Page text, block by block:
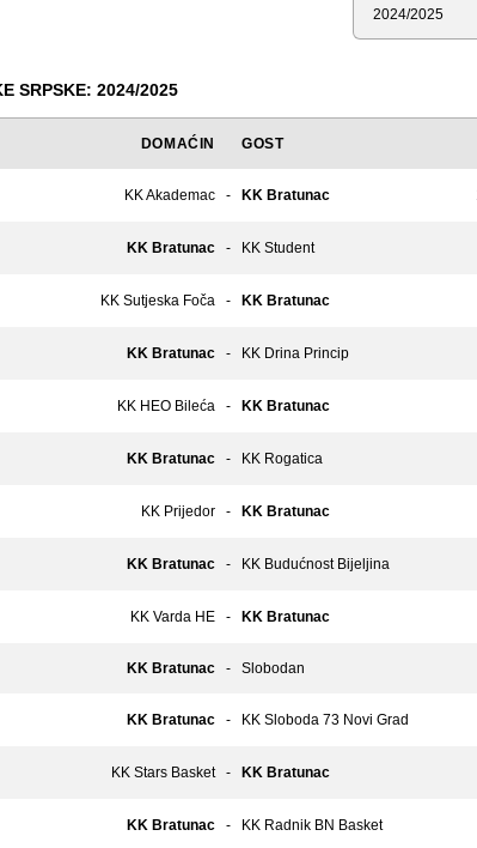
SRPSKE: 2024/2025
DOMAĆIN GOST
KK Akademac - KK Bratunac
KK Bratunac - KK Student
KK Sutjeska Foča - KK Bratunac
KK Bratunac - KK Drina Princip
KK HEO Bileća - KK Bratunac
KK Bratunac - KK Rogatica
KK Prijedor - KK Bratunac
KK Bratunac - KK Budućnost Bijeljina
KK Varda HE - KK Bratunac
KK Bratunac - Slobodan
KK Bratunac - KK Sloboda 73 Novi Grad
KK Stars Basket - KK Bratunac
KK Bratunac - KK Radnik BN Basket